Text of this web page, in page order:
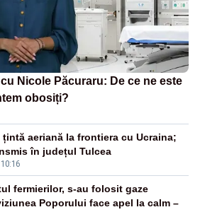
Nicole Păcuraru: De ce ne este
obosiți?
țintă aeriană la frontiera cu Ucraina;
în județul Tulcea
fermierilor, s-au folosit gaze
Poporului face apel la calm –